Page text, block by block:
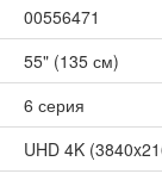
00556471
55" (135 см)
6 серия
UHD 4K